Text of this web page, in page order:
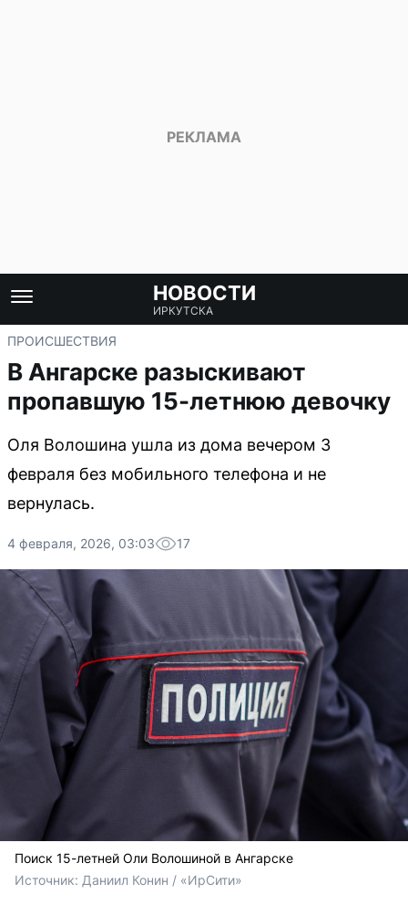
НОВОСТИ
ИРКУТСКА
ПРОИСШЕСТВИЯ
В Ангарске разыскивают
пропавшую 15-летнюю девочку
Оля Волошина ушла из дома вечером 3
февраля без мобильного телефона и не
вернулась.
4 февраля, 2026, 03:03 17
Поиск 15-летней Оли Волошиной в Ангарске
Источник: Даниил Конин / «ИрСити»